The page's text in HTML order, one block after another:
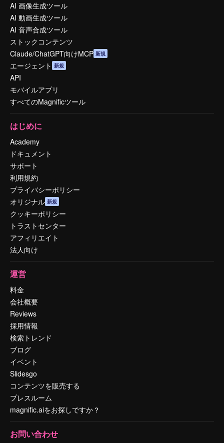
AI 画像生成ツール
AI 動画生成ツール
AI 音声合成ツール
ストックコンテンツ
Claude/ChatGPT向けMCP 新規
エージェント 新規
API
モバイルアプリ
すべてのMagnificツール
はじめに
Academy
ドキュメント
サポート
利用規約
プライバシーポリシー
オリジナル 新規
クッキーポリシー
トラストセンター
アフィリエイト
法人向け
運営
料金
会社概要
Reviews
採用情報
検索トレンド
ブログ
イベント
Slidesgo
コンテンツを販売する
プレスルーム
magnific.aiをお探しですか？
お問い合わせ